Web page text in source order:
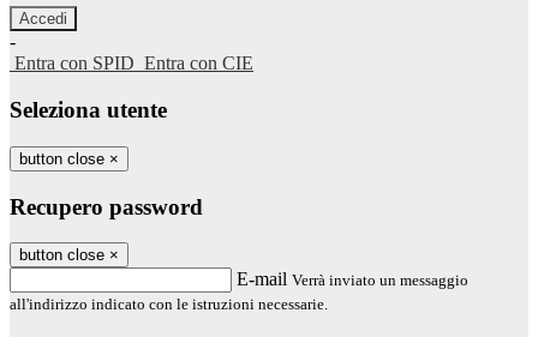
-
Entra con SPID Entra con CIE
Seleziona utente
button close ×
Recupero password
button close ×
E-mail Verrà inviato un messaggio
all'indirizzo indicato con le istruzioni necessarie.